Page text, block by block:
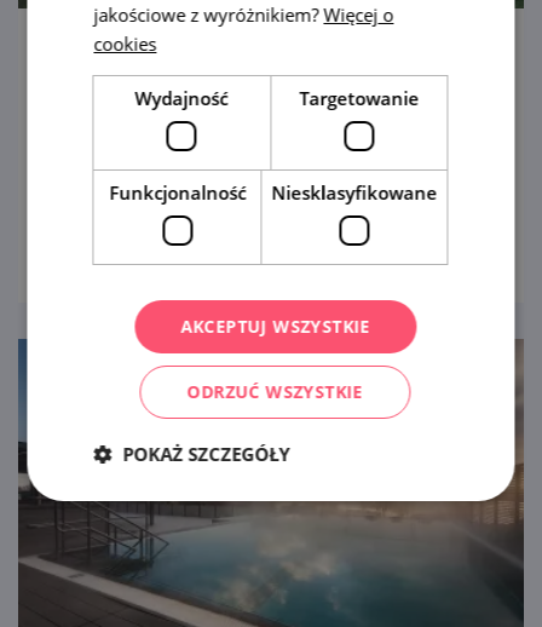
Pomnik Mogiła Pokoju
W tym miejscu po raz pierwszy w Europie
oddano hołd wszystkim ofiarom krwawego
konfliktu bez wyjątku. Również Ty możesz tu
uczcić poległych w bitwie…
jakościowe z wyróżnikiem?Więcej o
cookies
Wydajność Targetowanie
Funkcjonalność Niesklasyfikowane
AKCEPTUJ WSZYSTKIE
ODRZUĆ WSZYSTKIE
POKAŻ SZCZEGÓŁY